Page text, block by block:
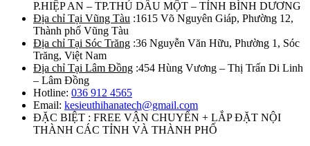
P.HIỆP AN – TP.THỦ DẦU MỘT – TỈNH BÌNH DƯƠNG
Địa chỉ Tại Vũng Tàu :1615 Võ Nguyên Giáp, Phường 12,
Thành phố Vũng Tàu
Địa chỉ Tại Sóc Trăng :36 Nguyễn Văn Hữu, Phường 1, Sóc
Trăng, Việt Nam
Địa chỉ Tại Lâm Đồng :454 Hùng Vương – Thị Trấn Di Linh
– Lâm Đồng
Hotline: 036 912 4565
Email: kesieuthihanatech@gmail.com
ĐẶC BIỆT : FREE VẬN CHUYỂN + LẮP ĐẶT NỘI
THÀNH CÁC TỈNH VÀ THÀNH PHỐ